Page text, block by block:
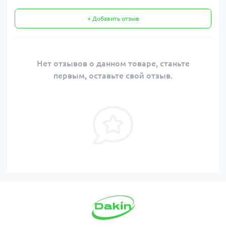
+ Добавить отзыв
Нет отзывов о данном товаре, станьте
первым, оставьте свой отзыв.